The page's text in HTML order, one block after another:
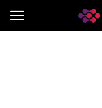
Digitaldep.pl